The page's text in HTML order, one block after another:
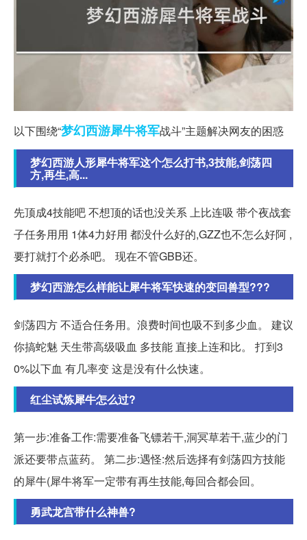
以下围绕“梦幻西游犀牛将军战斗”主题解决网友的困惑
梦幻西游人形犀牛将军这个怎么打书,3技能,剑荡四
方,再生,高...
先顶成4技能吧 不想顶的话也没关系 上比连吸 带个夜战套
子任务用用 1体4力好用 都没什么好的,GZZ也不怎么好阿 ,
要打就打个必杀吧。 现在不管GBB还。
梦幻西游怎么样能让犀牛将军快速的变回兽型???
剑荡四方 不适合任务用。浪费时间也吸不到多少血。 建议
你搞蛇魅 天生带高级吸血 多技能 直接上连和比。 打到3
0%以下血 有几率变 这是没有什么快速。
红尘试炼犀牛怎么过?
第一步:准备工作:需要准备飞镖若干,洞冥草若干,蓝少的门
派还要带点蓝药。 第二步:遇怪:然后选择有剑荡四方技能
的犀牛(犀牛将军一定带有再生技能,每回合都会回。
勇武龙宫带什么神兽?